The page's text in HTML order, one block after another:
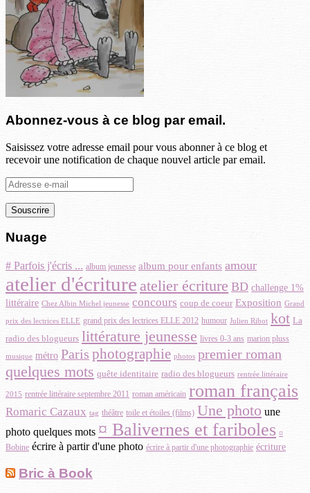
Abonnez-vous à ce blog par email.
Saisissez votre adresse email pour vous abonner à ce blog et
recevoir une notification de chaque nouvel article par email.
Adresse
e-
mail
Nuage
# Parfois j'écris ... album jeunesse album pour enfants amour
atelier d'écriture atelier écriture BD challenge 1%
littéraire Chez Albin Michel jeunesse concours coup de coeur Exposition Grand
prix des lectrices ELLE grand prix des lectrices ELLE 2012 humour Julien Ribot kot La
radio des blogueurs littérature jeunesse livres 0-3 ans marion pluss
musique métro Paris photographie photos premier roman
quelques mots quête identitaire radio des blogueurs rentrée littéraire
2015 rentrée littéraire septembre 2011 roman américain roman français
Romaric Cazaux tag théâtre toile et étoiles (films) Une photo une
photo quelques mots ¤ Balivernes et fariboles ¤
Bobine écrire à partir d'une photo écrire à partir d'une photographie écriture
Bric à Book